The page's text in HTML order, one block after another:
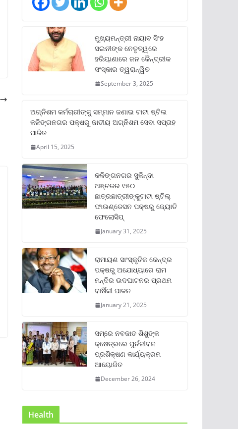
ମୁଖ୍ୟମନ୍ତ୍ରୀ ନାୟାବ ସିଂହ
ସଇନୀଙ୍କ ନେତୃତ୍ୱରେ
ହରିୟାଣାରେ ଜନ କୈନ୍ଦ୍ରୀକ
ସଂସ୍କାର ତ୍ୱରାନ୍ୱିତ
September 3, 2025
ଅଗ୍ନିଶମ କର୍ମଚାରୀଙ୍କୁ ସମ୍ମାନ ଜଣାଇ ଟାଟା ଷ୍ଟିଲ
କଳିଙ୍ଗନଗର ପକ୍ଷରୁ ଜାତୀୟ ଅଗ୍ନିଶମ ସେବା ସପ୍ତାହ
ପାଳିତ
April 15, 2025
କଳିଙ୍ଗନଗର ସୁକିନ୍ଦା
ଅଞ୍ଚଳର ୧୫୦
ଛାତ୍ରଛାତ୍ରୀଙ୍କୁଟାଟା ଷ୍ଟିଲ୍
ଫାଉଣ୍ଡେସନ ପକ୍ଷରୁ ଜ୍ୟୋତି
ଫେଲୋସିପ୍‌
January 31, 2025
ରାମାୟଣ ସାଂସ୍କୃତିକ କେନ୍ଦ୍ର
ପକ୍ଷରୁ ଅଯୋଧ୍ୟାରେ ରାମ
ମନ୍ଦିର ଉଦଘାଟନର ପ୍ରଥମ
ବାର୍ଷିକୀ ପାଳନ
January 21, 2025
ସମ୍‌ରେ ନବଜାତ ଶିଶୁଙ୍କ
କ୍ଷେତ୍ରରେ ପୁର୍ନଜୀବନ
ପ୍ରଶିକ୍ଷଣ କାର୍ଯ୍ୟକ୍ରମ
ଆୟୋଜିତ
December 26, 2024
Health